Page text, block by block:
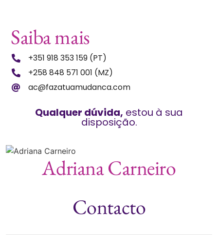
Saiba mais
+351 918 353 159 (PT)
+258 848 571 001 (MZ)
ac@fazatuamudanca.com
Qualquer dúvida, estou à sua
disposição.
Adriana Carneiro
Contacto